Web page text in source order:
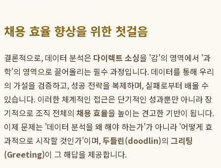
채용 효율 향상을 위한 첫걸음
결론적으로, 데이터 분석은 다이렉트 소싱을 '감'의 영역에서 '과
학'의 영역으로 끌어올리는 필수 과정입니다. 데이터를 통해 우리
의 가설을 검증하고, 성공 전략을 복제하며, 실패로부터 배울 수
있습니다. 이러한 체계적인 접근은 단기적인 성과뿐만 아니라 장
기적으로 조직 전체의 채용 효율을 높이는 견고한 기반이 됩니다.
이제 문제는 '데이터 분석을 왜 해야 하는가'가 아니라 '어떻게 효
과적으로 시작할 것인가'이며,두들린(doodlin)의 그리팅
(Greeting)이 그 해답을 제공합니다.